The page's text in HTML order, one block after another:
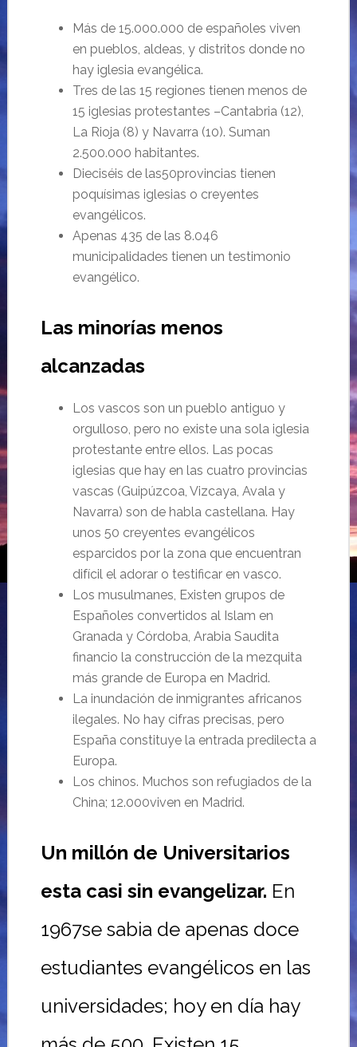
Más de 15.000.000 de españoles viven
en pueblos, aldeas, y distritos donde no
hay iglesia evangélica.
Tres de las 15 regiones tienen menos de
15 iglesias protestantes –Cantabria (12),
La Rioja (8) y Navarra (10). Suman
2.500.000 habitantes.
Dieciséis de las50provincias tienen
poquísimas iglesias o creyentes
evangélicos.
Apenas 435 de las 8.046
municipalidades tienen un testimonio
evangélico.
Las minorías menos
alcanzadas
Los vascos son un pueblo antiguo y
orgulloso, pero no existe una sola iglesia
protestante entre ellos. Las pocas
iglesias que hay en las cuatro provincias
vascas (Guipúzcoa, Vizcaya, Avala y
Navarra) son de habla castellana. Hay
unos 50 creyentes evangélicos
esparcidos por la zona que encuentran
difícil el adorar o testificar en vasco.
Los musulmanes, Existen grupos de
Españoles convertidos al Islam en
Granada y Córdoba, Arabia Saudita
financio la construcción de la mezquita
más grande de Europa en Madrid.
La inundación de inmigrantes africanos
ilegales. No hay cifras precisas, pero
España constituye la entrada predilecta a
Europa.
Los chinos. Muchos son refugiados de la
China; 12.000viven en Madrid.
Un millón de Universitarios
esta casi sin evangelizar. En
1967se sabia de apenas doce
estudiantes evangélicos en las
universidades; hoy en día hay